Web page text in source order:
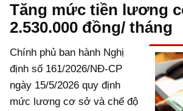
Tăng mức tiền lương
2.530.000 đồng/ tháng
Chính phủ ban hành Nghị
định số 161/2026/NĐ-CP
ngày 15/5/2026 quy định
mức lương cơ sở và chế độ